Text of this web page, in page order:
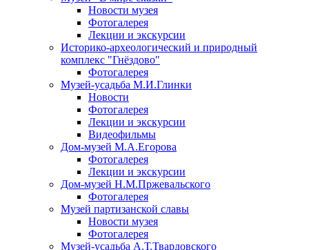
Новости музея
Фотогалерея
Лекции и экскурсии
Историко-археологический и природный
комплекс "Гнёздово"
Фотогалерея
Музей-усадьба М.И.Глинки
Новости
Фотогалерея
Лекции и экскурсии
Видеофильмы
Дом-музей М.А.Егорова
Фотогалерея
Лекции и экскурсии
Дом-музей Н.М.Пржевальского
Фотогалерея
Музей партизанской славы
Новости музея
Фотогалерея
Музей-усадьба А.Т.Твардовского